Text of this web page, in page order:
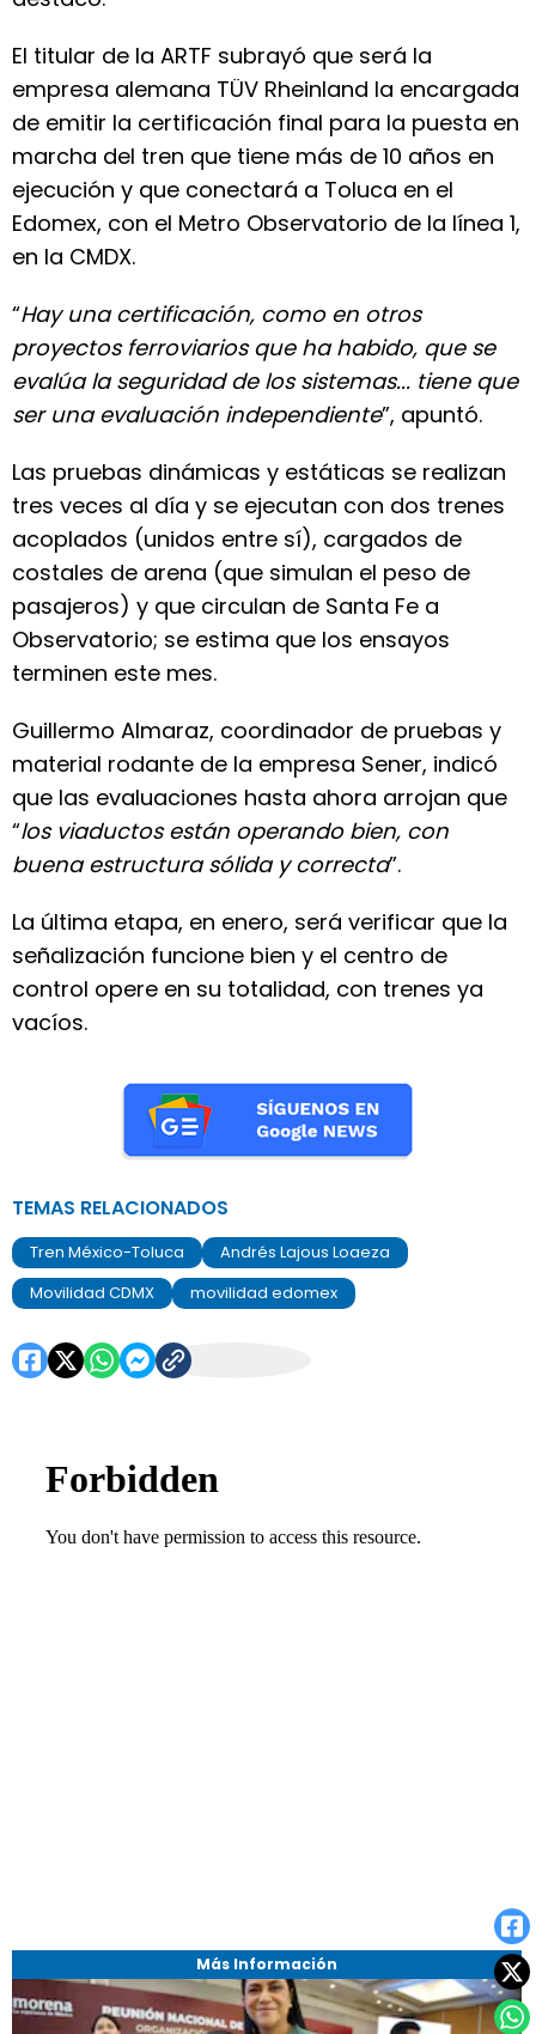
Más Información
El titular de la ARTF subrayó que será la
empresa alemana TÜV Rheinland la encargada
de emitir la certificación final para la puesta en
marcha del tren que tiene más de 10 años en
ejecución y que conectará a Toluca en el
Edomex, con el Metro Observatorio de la línea 1,
en la CMDX.
“Hay una certificación, como en otros
proyectos ferroviarios que ha habido, que se
evalúa la seguridad de los sistemas... tiene que
ser una evaluación independiente”, apuntó.
Las pruebas dinámicas y estáticas se realizan
tres veces al día y se ejecutan con dos trenes
acoplados (unidos entre sí), cargados de
costales de arena (que simulan el peso de
pasajeros) y que circulan de Santa Fe a
Observatorio; se estima que los ensayos
terminen este mes.
Guillermo Almaraz, coordinador de pruebas y
material rodante de la empresa Sener, indicó
que las evaluaciones hasta ahora arrojan que
“los viaductos están operando bien, con
buena estructura sólida y correcta”.
La última etapa, en enero, será verificar que la
señalización funcione bien y el centro de
control opere en su totalidad, con trenes ya
vacíos.
TEMAS RELACIONADOS
Tren México-Toluca
Andrés Lajous Loaeza
Movilidad CDMX
movilidad edomex